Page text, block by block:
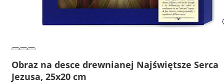
Obraz na desce drewnianej Najświętsze Serca
Jezusa, 25x20 cm